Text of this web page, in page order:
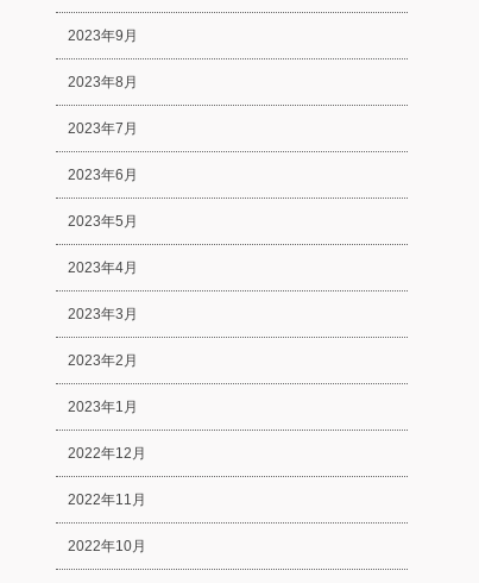
2023年9月
2023年8月
2023年7月
2023年6月
2023年5月
2023年4月
2023年3月
2023年2月
2023年1月
2022年12月
2022年11月
2022年10月